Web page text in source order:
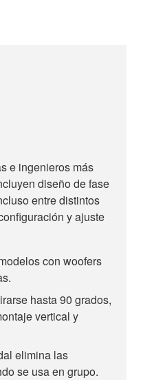
e ingenieros más
diseño de fase
entre distintos
y ajuste
con woofers
hasta 90 grados,
vertical y
elimina las
se usa en grupo.